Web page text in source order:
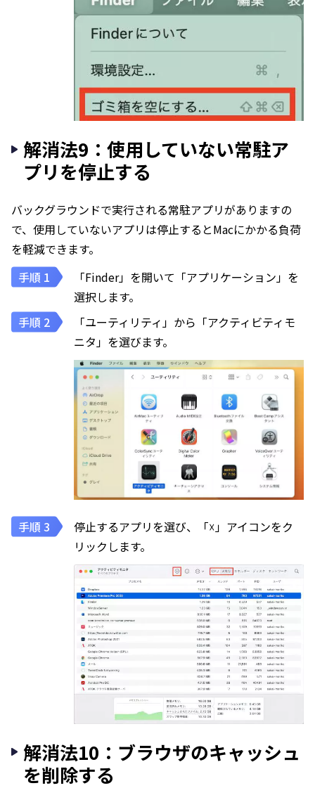
解消法9：使用していない常駐ア
プリを停止する
バックグラウンドで実行される常駐アプリがありますの
で、使用していないアプリは停止するとMacにかかる負荷
を軽減できます。
「Finder」を開いて「アプリケーション」を
選択します。
「ユーティリティ」から「アクティビティモ
ニタ」を選びます。
停止するアプリを選び、「☓」アイコンをク
リックします。
解消法10：ブラウザのキャッシュ
を削除する